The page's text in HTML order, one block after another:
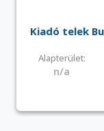
Kiadó telek
Alapterület:
n/a